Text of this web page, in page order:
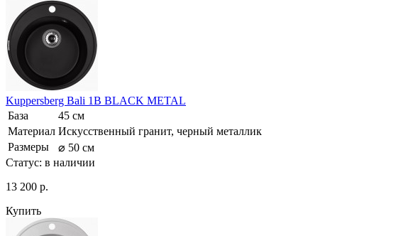
Kuppersberg Bali 1B BLACK METAL
База
45 см
Материал Искусственный гранит, черный металлик
Размеры
⌀ 50 см
Статус: в наличии
13 200 р.
Купить